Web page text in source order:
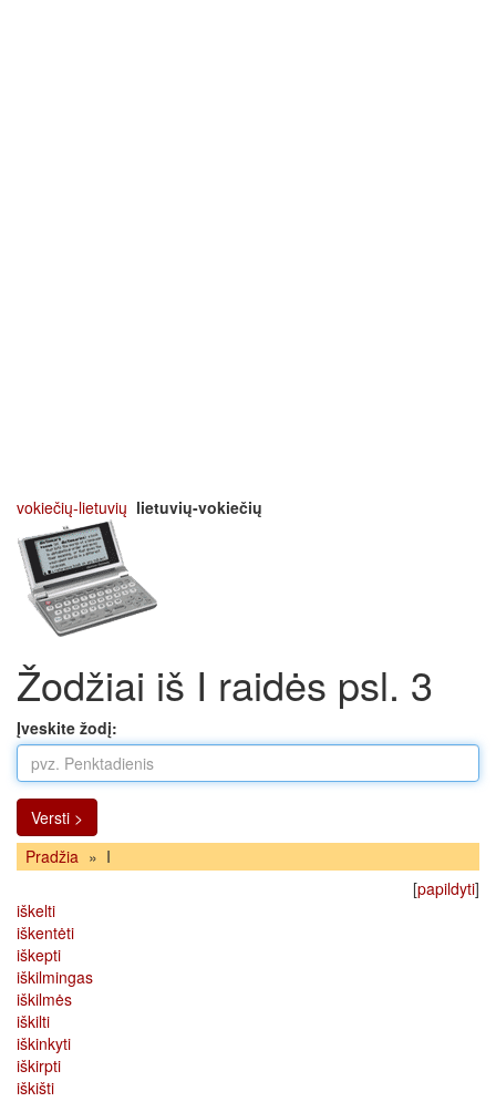
vokiečių-lietuvių lietuvių-vokiečių
Žodžiai iš I raidės psl. 3
Įveskite žodį:
Versti >
Pradžia » I
[papildyti]
iškelti
iškentėti
iškepti
iškilmingas
iškilmės
iškilti
iškinkyti
iškirpti
iškišti